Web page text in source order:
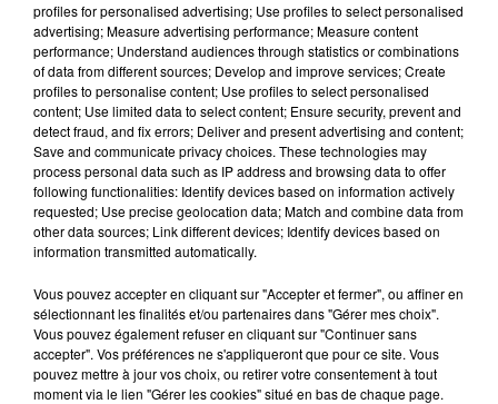
INFECTÉS(2009) d’Alex et David Pastor
profiles for personalised advertising; Use profiles to select personalised
advertising; Measure advertising performance; Measure content
performance; Understand audiences through statistics or combinations
of data from different sources; Develop and improve services; Create
profiles to personalise content; Use profiles to select personalised
content; Use limited data to select content; Ensure security, prevent and
detect fraud, and fix errors; Deliver and present advertising and content;
Save and communicate privacy choices. These technologies may
process personal data such as IP address and browsing data to offer
following functionalities: Identify devices based on information actively
requested; Use precise geolocation data; Match and combine data from
other data sources; Link different devices; Identify devices based on
information transmitted automatically.
Vous pouvez accepter en cliquant sur "Accepter et fermer", ou affiner en
sélectionnant les finalités et/ou partenaires dans "Gérer mes choix".
Vous pouvez également refuser en cliquant sur "Continuer sans
accepter". Vos préférences ne s'appliqueront que pour ce site. Vous
pouvez mettre à jour vos choix, ou retirer votre consentement à tout
moment via le lien "Gérer les cookies" situé en bas de chaque page.